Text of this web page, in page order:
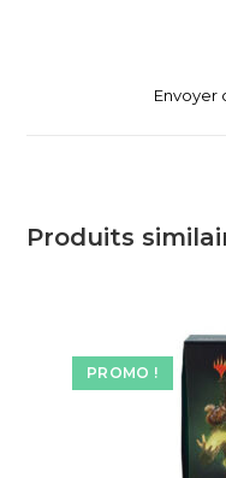
Envoyer
Produits
PROMO !